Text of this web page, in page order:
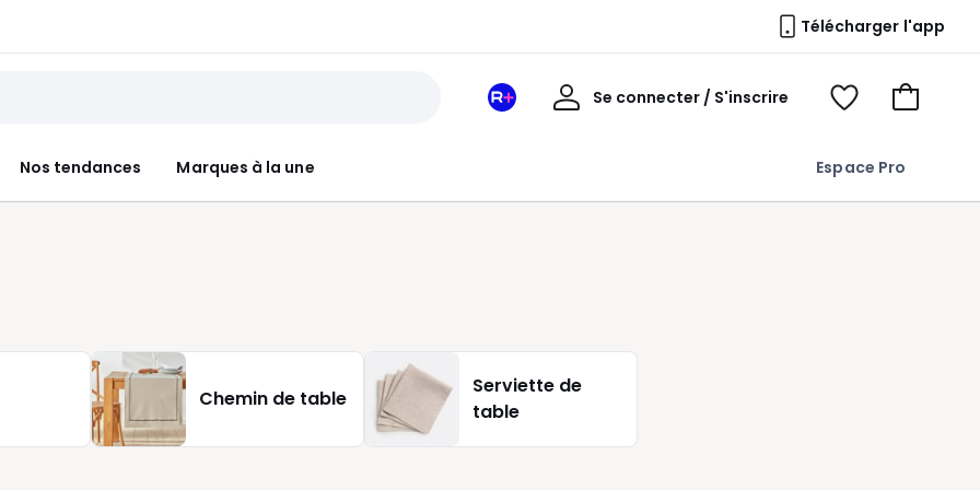
Télécharger l'app
Nos tendances Marques à la une Espace Pro
Mon
Se connecter / S'inscrire
Mon
Voir
Voir
Chemin de table
Serviette de
table